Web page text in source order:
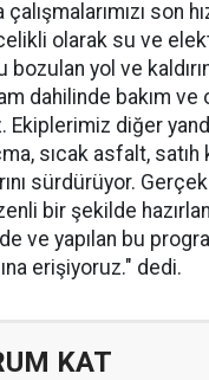
son
olarak su ve
yol ve
dahilinde bakım ve
diğer
sıcak asfalt, satıh
sürdürüyor.
bir şekilde
ve yapılan bu
erişiyoruz." dedi.
KAT